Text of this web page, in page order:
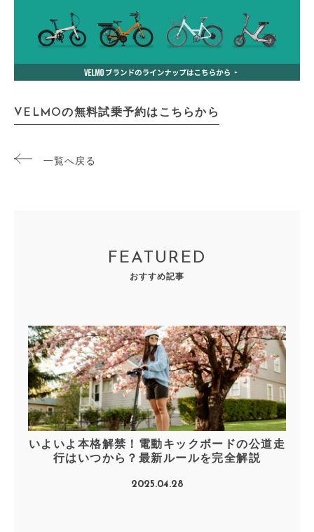
VELMOの無料試乗予約はこちらから
一覧へ戻る
FEATURED
おすすめ記事
いよいよ本格解禁！電動キックボードの公道走
行はいつから？最新ルールを完全解説
2025.04.28